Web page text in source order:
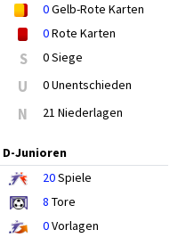
0Gelb-Rote Karten
0Rote Karten
S 0 Siege
U 0 Unentschieden
N 21 Niederlagen
D-Junioren
20Spiele
8 Tore
0Vorlagen